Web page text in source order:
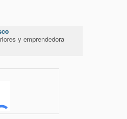
y emprendedora